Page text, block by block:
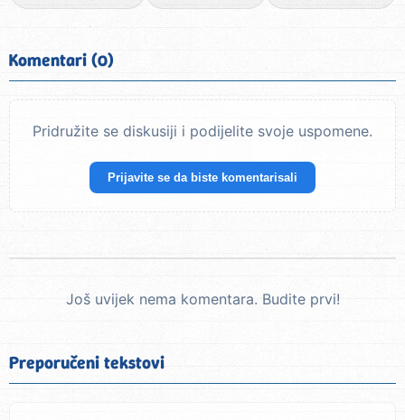
Komentari (0)
Pridružite se diskusiji i podijelite svoje uspomene.
Prijavite se da biste komentarisali
Još uvijek nema komentara. Budite prvi!
Preporučeni tekstovi